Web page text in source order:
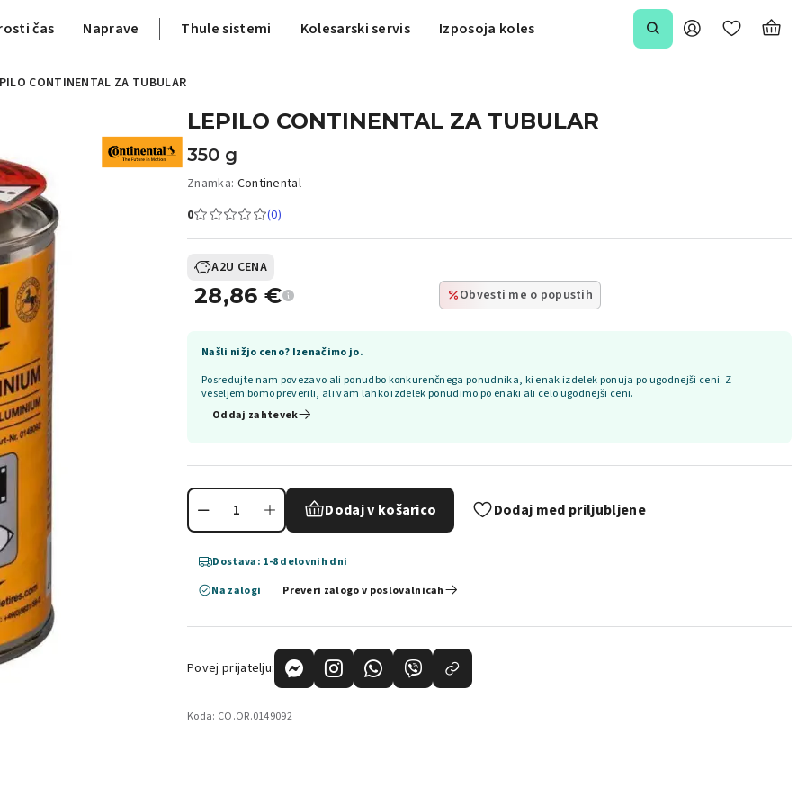
čas Naprave Thule sistemi Kolesarski servis Izposoja koles
CONTINENTAL ZA TUBULAR
LEPILO CONTINENTAL ZA TUBULAR
350 g
Znamka: Continental
0
(0)
A2U CENA
28,86 € Obvesti me o popustih
Našli nižjo ceno? Izenačimo jo.
Posredujte nam povezavo ali ponudbo konkurenčnega ponudnika, ki enak izdelek ponuja po ugodnejši ceni. Z
veseljem bomo preverili, ali vam lahko izdelek ponudimo po enaki ali celo ugodnejši ceni.
Oddaj zahtevek
Dodaj v košarico Dodaj med priljubljene
Dostava: 1-8 delovnih dni
Na zalogi
Preveri zalogo v poslovalnicah
Povej prijatelju:
Koda: CO.OR.0149092